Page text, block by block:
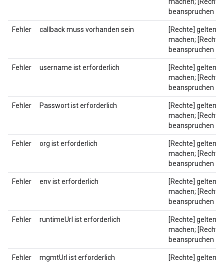
beanspruchen
Fehler callback muss vorhanden sein
[Rechte] geltend
machen; [Rechte]
beanspruchen
Fehler username ist erforderlich
[Rechte] geltend
machen; [Rechte]
beanspruchen
Fehler Passwort ist erforderlich
[Rechte] geltend
machen; [Rechte]
beanspruchen
Fehler org ist erforderlich
[Rechte] geltend
machen; [Rechte]
beanspruchen
Fehler env ist erforderlich
[Rechte] geltend
machen; [Rechte]
beanspruchen
Fehler runtimeUrl ist erforderlich
[Rechte] geltend
machen; [Rechte]
beanspruchen
Fehler mgmtUrl ist erforderlich
[Rechte] geltend